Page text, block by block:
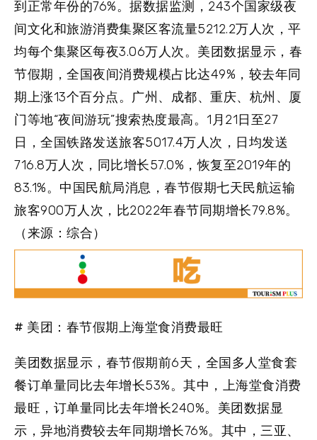
到正常年份的76%。据数据监测，243个国家级夜
间文化和旅游消费集聚区客流量5212.2万人次，平
均每个集聚区每夜3.06万人次。美团数据显示，春
节假期，全国夜间消费规模占比达49%，较去年同
期上涨13个百分点。广州、成都、重庆、杭州、厦
门等地“夜间游玩”搜索热度最高。1月21日至27
日，全国铁路发送旅客5017.4万人次，日均发送
716.8万人次，同比增长57.0%，恢复至2019年的
83.1%。中国民航局消息，春节假期七天民航运输
旅客900万人次，比2022年春节同期增长79.8%。
（来源：综合）
# 美团：春节假期上海堂食消费最旺
美团数据显示，春节假期前6天，全国多人堂食套
餐订单量同比去年增长53%。其中，上海堂食消费
最旺，订单量同比去年增长240%。美团数据显
示，异地消费较去年同期增长76%。其中，三亚、